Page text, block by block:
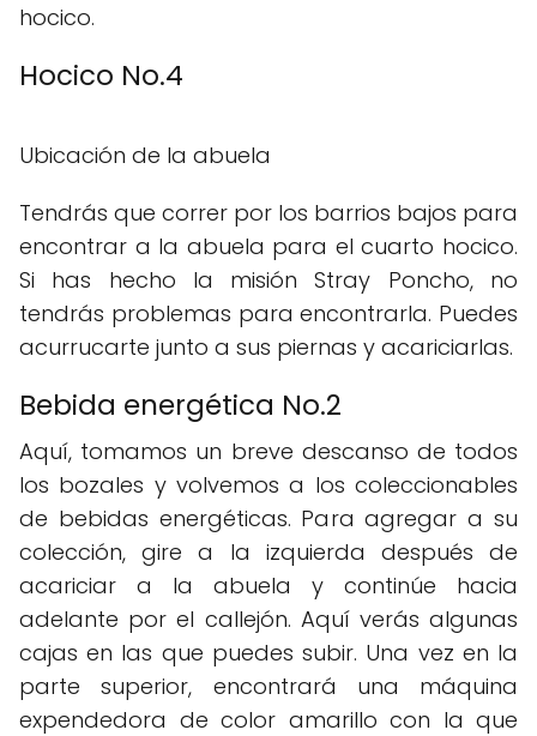
hocico.
Hocico No.4
Ubicación de la abuela
Tendrás que correr por los barrios bajos para
encontrar a la abuela para el cuarto hocico.
Si has hecho la misión Stray Poncho, no
tendrás problemas para encontrarla. Puedes
acurrucarte junto a sus piernas y acariciarlas.
Bebida energética No.2
Aquí, tomamos un breve descanso de todos
los bozales y volvemos a los coleccionables
de bebidas energéticas. Para agregar a su
colección, gire a la izquierda después de
acariciar a la abuela y continúe hacia
adelante por el callejón. Aquí verás algunas
cajas en las que puedes subir. Una vez en la
parte superior, encontrará una máquina
expendedora de color amarillo con la que